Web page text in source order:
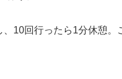
、10回行ったら1分休憩。